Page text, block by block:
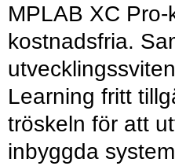
MPLAB XC
kostnadsfria.
Learning fritt
tröskeln för att
inbyggda